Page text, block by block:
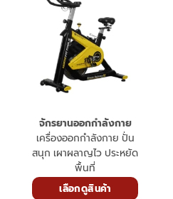
จักรยานออกกำลังกาย
เครื่องออกกำลังกาย ปั่น
สนุก เผาผลาญไว ประหยัด
พื้นที่
เลือกดูสินค้า